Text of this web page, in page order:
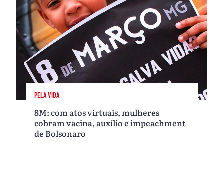
PELA VIDA
8M: com atos virtuais, mulheres
cobram vacina, auxílio e impeachment
de Bolsonaro